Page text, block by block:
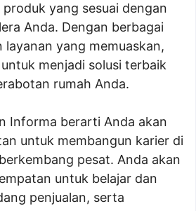
yang sesuai dengan
Anda. Dengan berbagai
layanan yang memuaskan,
menjadi solusi terbaik
rumah Anda.
Informa berarti Anda akan
untuk membangun karier di
pesat. Anda akan
untuk belajar dan
penjualan, serta